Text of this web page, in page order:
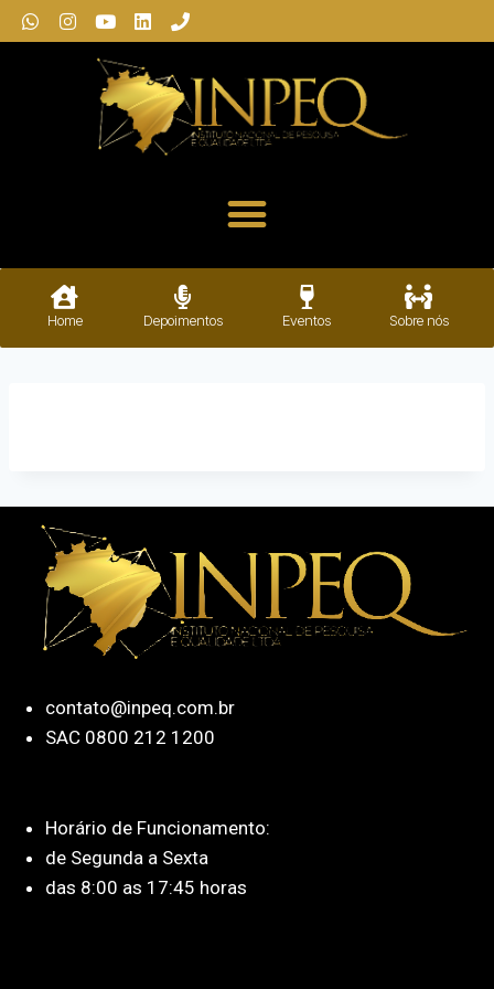
Home Depoimentos Eventos Sobre nós
contato@inpeq.com.br
SAC 0800 212 1200
Horário de Funcionamento:
de Segunda a Sexta
das 8:00 as 17:45 horas